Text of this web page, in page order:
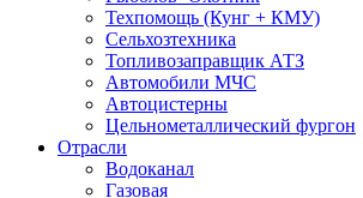
Техпомощь (Кунг + КМУ)
Сельхозтехника
Топливозаправщик АТЗ
Автомобили МЧС
Автоцистерны
Цельнометаллический фургон
Отрасли
Водоканал
Газовая